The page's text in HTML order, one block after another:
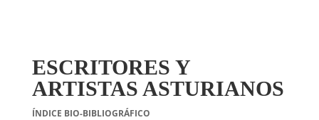
ESCRITORES Y
ARTISTAS ASTURIANOS
ÍNDICE BIO-BIBLIOGRÁFICO